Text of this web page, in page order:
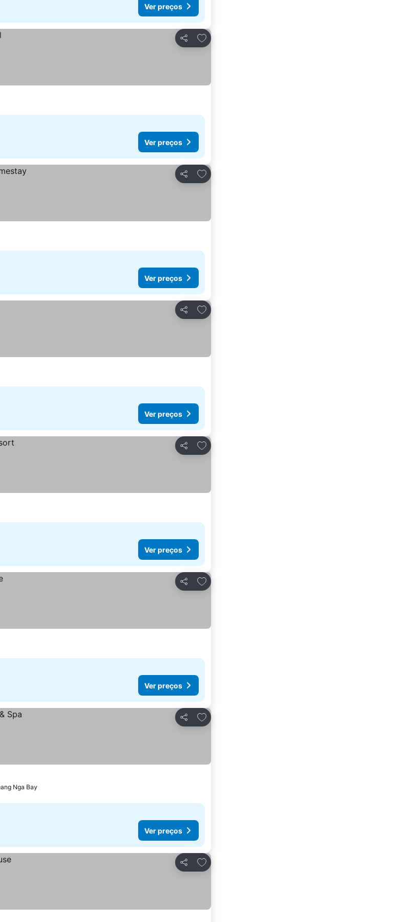
Ver preços
Partilhar
Adicionar aos favoritos
Ver preços
Partilhar
Adicionar aos favoritos
Ver preços
Partilhar
Adicionar aos favoritos
Ver preços
Partilhar
Adicionar aos favoritos
Ver preços
Partilhar
Adicionar aos favoritos
Ver preços
Partilhar
Adicionar aos favoritos
Nga Bay
Ver preços
Partilhar
Adicionar aos favoritos